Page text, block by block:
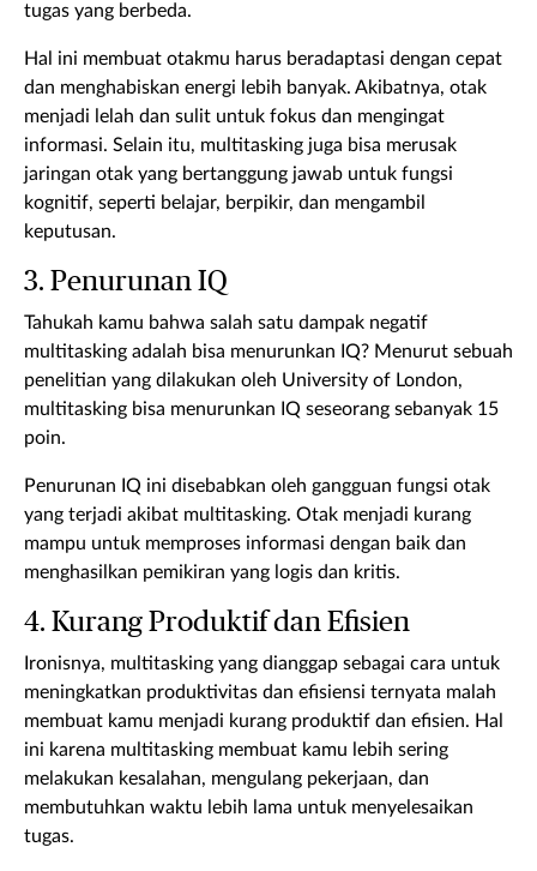
tugas yang berbeda.
Hal ini membuat otakmu harus beradaptasi dengan cepat
dan menghabiskan energi lebih banyak. Akibatnya, otak
menjadi lelah dan sulit untuk fokus dan mengingat
informasi. Selain itu, multitasking juga bisa merusak
jaringan otak yang bertanggung jawab untuk fungsi
kognitif, seperti belajar, berpikir, dan mengambil
keputusan.
3. Penurunan IQ
Tahukah kamu bahwa salah satu dampak negatif
multitasking adalah bisa menurunkan IQ? Menurut sebuah
penelitian yang dilakukan oleh University of London,
multitasking bisa menurunkan IQ seseorang sebanyak 15
poin.
Penurunan IQ ini disebabkan oleh gangguan fungsi otak
yang terjadi akibat multitasking. Otak menjadi kurang
mampu untuk memproses informasi dengan baik dan
menghasilkan pemikiran yang logis dan kritis.
4. Kurang Produktif dan Efisien
Ironisnya, multitasking yang dianggap sebagai cara untuk
meningkatkan produktivitas dan efisiensi ternyata malah
membuat kamu menjadi kurang produktif dan efisien. Hal
ini karena multitasking membuat kamu lebih sering
melakukan kesalahan, mengulang pekerjaan, dan
membutuhkan waktu lebih lama untuk menyelesaikan
tugas.